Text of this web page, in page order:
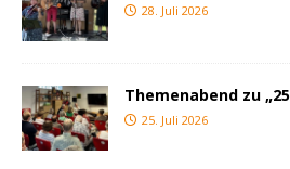
28. Juli 2026
Themenabend zu
25. Juli 2026